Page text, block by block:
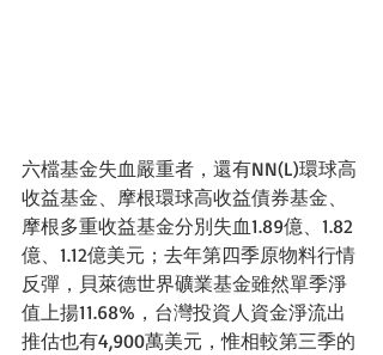
六檔基金失血嚴重者，還有NN(L)環球高
收益基金、摩根環球高收益債券基金、
摩根多重收益基金分別失血1.89億、1.82
億、1.12億美元；去年第四季原物料行情
反彈，貝萊德世界礦業基金雖然單季淨
值上揚11.68%，台灣投資人資金淨流出
推估也有4,900萬美元，惟相較第三季的